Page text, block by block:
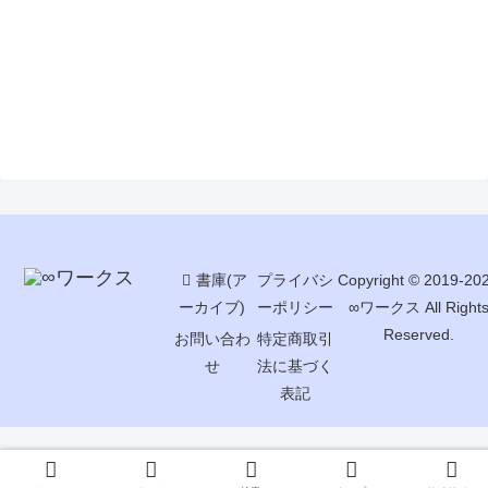
書庫(ア
ーカイブ)
プライバシ
ーポリシー
お問い合わ
せ
特定商取引
法に基づく
表記
Copyright © 2019-
∞ワークス All Rights
Reserved.